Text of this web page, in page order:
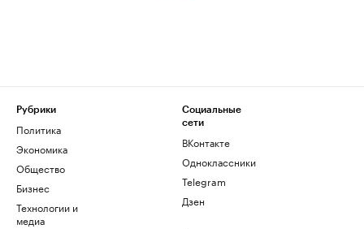
Рубрики
Политика
Экономика
Общество
Бизнес
Технологии и
медиа
Социальные
сети
ВКонтакте
Одноклассники
Telegram
Дзен